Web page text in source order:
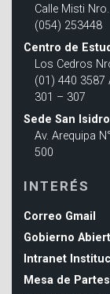
Calle Misti
(054) 253448
Centro de
Los Cedros
(01) 440 3587
301 – 307
Sede San Isidro
Av. Arequipa
500
INTERÉS
Correo Gmail
Gobierno
Intranet
Mesa de